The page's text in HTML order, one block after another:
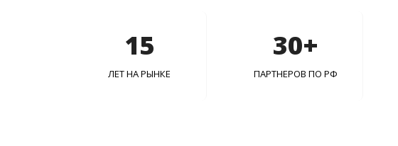
15
ЛЕТ НА РЫНКЕ
30+
ПАРТНЕРОВ ПО РФ